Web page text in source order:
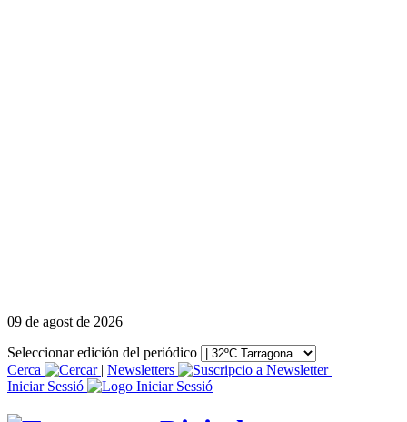
09 de agost de 2026
Seleccionar edición del periódico
Cerca
| Newsletters
|
Iniciar Sessió